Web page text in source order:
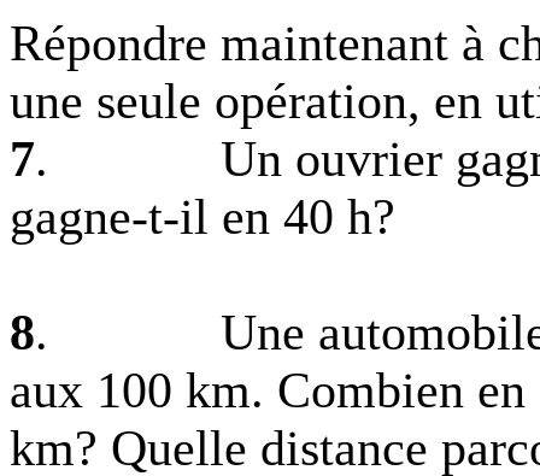
Répondre maintenant à
une seule opération, en
7.
Un ouvrier
gagne-t-il en 40 h?
8.
Une
aux 100 km. Combien
km? Quelle distance